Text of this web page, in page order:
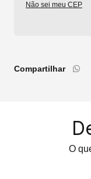
Não sei meu CEP
Compartilhar
O